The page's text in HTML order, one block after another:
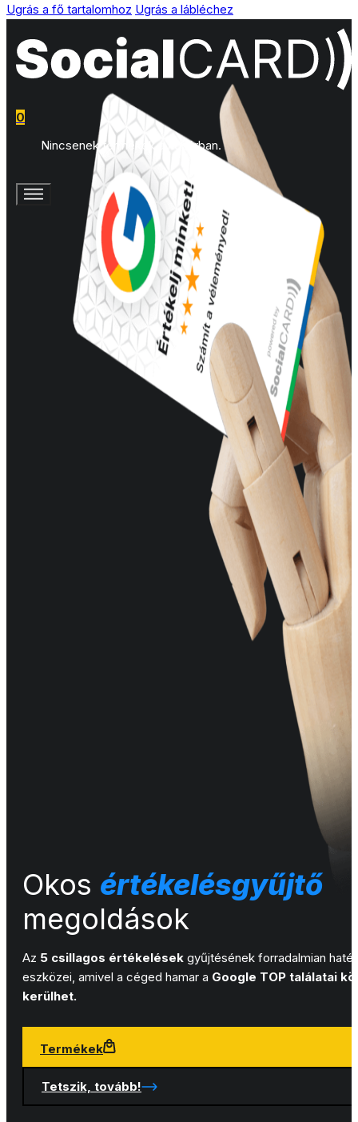
Ugrás a fő tartalomhoz Ugrás a lábléchez
0
Nincsenek termékek a kosárban.
Okos értékelésgyűjtő
megoldások
Az 5 csillagos értékelések gyűjtésének forradalmian
eszközei, amivel a céged hamar a Google TOP találatai
kerülhet.
Termékek
Tetszik, tovább!